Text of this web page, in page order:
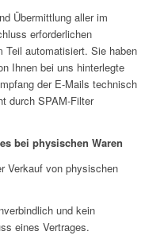
Übermittlung aller im
erforderlichen
Teil automatisiert. Sie haben
Ihnen bei uns hinterlegte
der E-Mails technisch
durch SPAM-Filter
bei physischen Waren
Verkauf von physischen
und kein
eines Vertrages.